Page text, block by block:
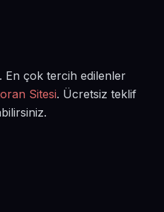
En çok tercih edilenler
Sitesi. Ücretsiz teklif